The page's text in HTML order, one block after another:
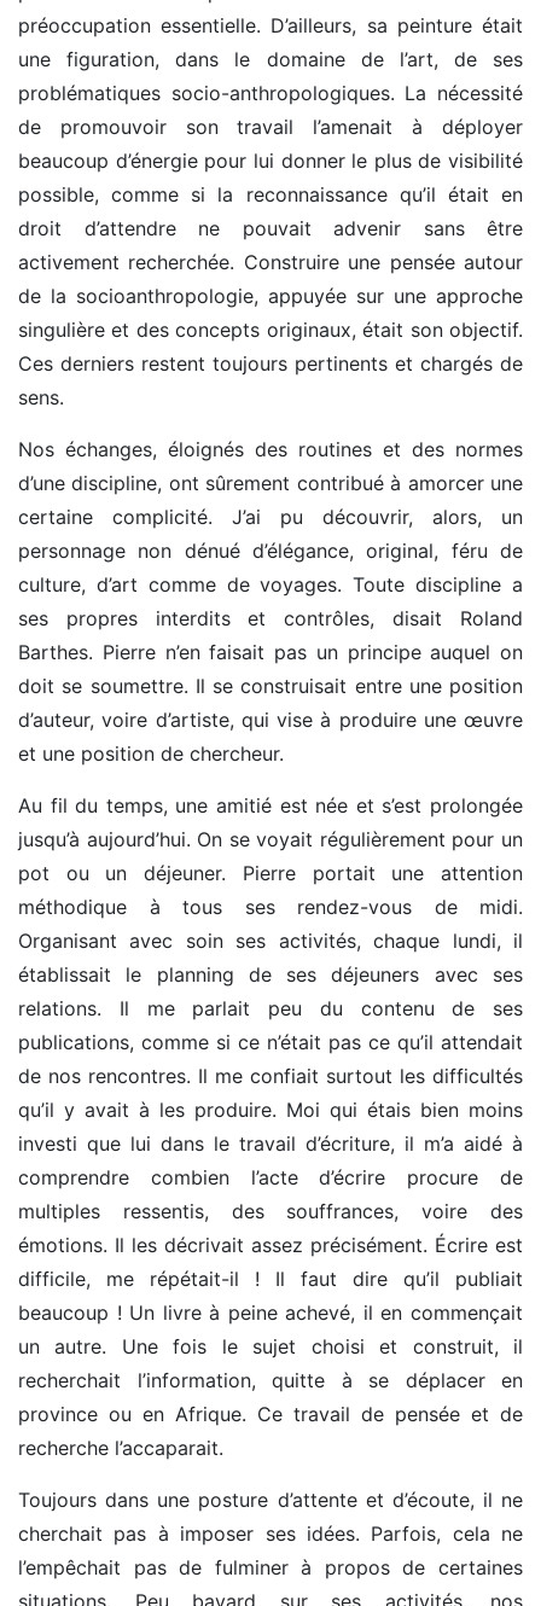
préoccupation essentielle. D’ailleurs, sa peinture était
une figuration, dans le domaine de l’art, de ses
problématiques socio-anthropologiques. La nécessité
de promouvoir son travail l’amenait à déployer
beaucoup d’énergie pour lui donner le plus de visibilité
possible, comme si la reconnaissance qu’il était en
droit d’attendre ne pouvait advenir sans être
activement recherchée. Construire une pensée autour
de la socioanthropologie, appuyée sur une approche
singulière et des concepts originaux, était son objectif.
Ces derniers restent toujours pertinents et chargés de
sens.
Nos échanges, éloignés des routines et des normes
d’une discipline, ont sûrement contribué à amorcer une
certaine complicité. J’ai pu découvrir, alors, un
personnage non dénué d’élégance, original, féru de
culture, d’art comme de voyages. Toute discipline a
ses propres interdits et contrôles, disait Roland
Barthes. Pierre n’en faisait pas un principe auquel on
doit se soumettre. Il se construisait entre une position
d’auteur, voire d’artiste, qui vise à produire une œuvre
et une position de chercheur.
Au fil du temps, une amitié est née et s’est prolongée
jusqu’à aujourd’hui. On se voyait régulièrement pour un
pot ou un déjeuner. Pierre portait une attention
méthodique à tous ses rendez-vous de midi.
Organisant avec soin ses activités, chaque lundi, il
établissait le planning de ses déjeuners avec ses
relations. Il me parlait peu du contenu de ses
publications, comme si ce n’était pas ce qu’il attendait
de nos rencontres. Il me confiait surtout les difficultés
qu’il y avait à les produire. Moi qui étais bien moins
investi que lui dans le travail d’écriture, il m’a aidé à
comprendre combien l’acte d’écrire procure de
multiples ressentis, des souffrances, voire des
émotions. Il les décrivait assez précisément. Écrire est
difficile, me répétait-il ! Il faut dire qu’il publiait
beaucoup ! Un livre à peine achevé, il en commençait
un autre. Une fois le sujet choisi et construit, il
recherchait l’information, quitte à se déplacer en
province ou en Afrique. Ce travail de pensée et de
recherche l’accaparait.
Toujours dans une posture d’attente et d’écoute, il ne
cherchait pas à imposer ses idées. Parfois, cela ne
l’empêchait pas de fulminer à propos de certaines
situations. Peu bavard sur ses activités, nos